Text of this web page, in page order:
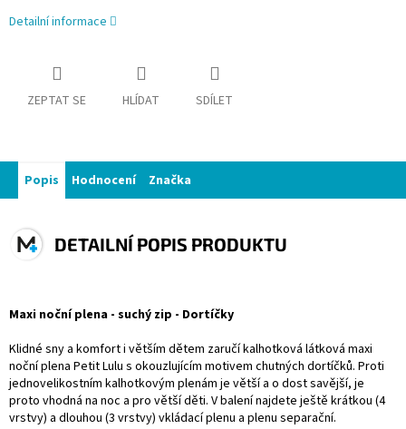
Detailní informace
ZEPTAT SE HLÍDAT SDÍLET
Popis Hodnocení Značka
DETAILNÍ POPIS PRODUKTU
Maxi noční plena - suchý zip - Dortíčky
Klidné sny a komfort i větším dětem zaručí kalhotková látková maxi
noční plena Petit Lulu s okouzlujícím motivem chutných dortíčků. Proti
jednovelikostním kalhotkovým plenám je větší a o dost savější, je
proto vhodná na noc a pro větší děti. V balení najdete ještě krátkou (4
vrstvy) a dlouhou (3 vrstvy) vkládací plenu a plenu separační.